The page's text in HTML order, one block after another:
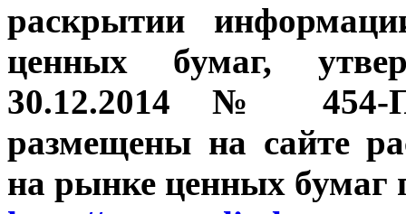
раскрытии
ценных бумаг,
30.12.2014 № 454-П
размещены на сайте
на рынке ценных бумаг